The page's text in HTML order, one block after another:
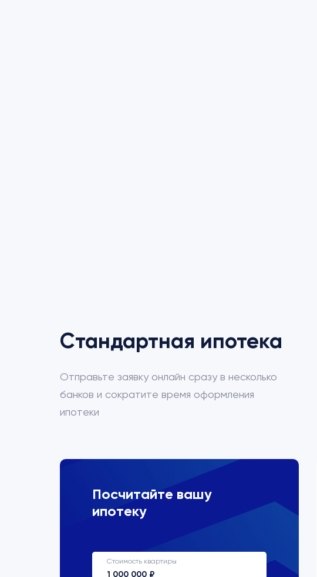
Стандартная ипотека
Отправьте заявку онлайн сразу в несколько
банков и сократите время оформления
ипотеки
Посчитайте вашу
ипотеку
Стоимость квартиры
ВТБ
Процентная ставка
Срок кредитования